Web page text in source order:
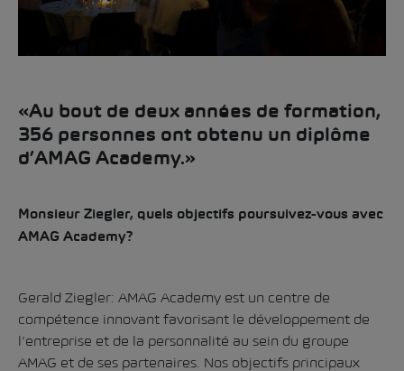
«Au bout de deux années de formation,
356 personnes ont obtenu un diplôme
d’AMAG Academy.»
Monsieur Ziegler, quels objectifs poursuivez-vous avec
AMAG Academy?
Gerald Ziegler: AMAG Academy est un centre de
compétence innovant favorisant le développement de
l’entreprise et de la personnalité au sein du groupe
AMAG et de ses partenaires. Nos objectifs principaux